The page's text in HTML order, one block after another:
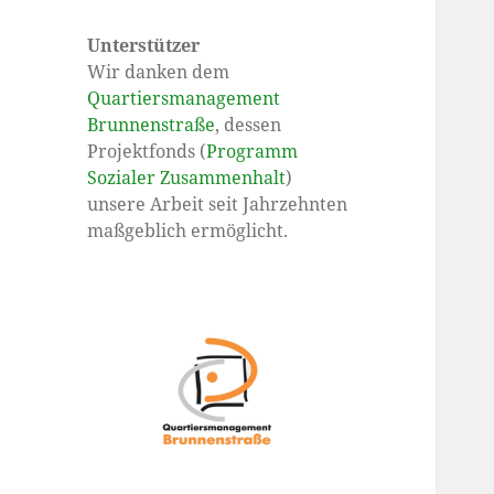
Unterstützer
Wir danken dem
Quartiersmanagement
Brunnenstraße, dessen
Projektfonds (Programm
Sozialer Zusammenhalt)
unsere Arbeit seit Jahrzehnten
maßgeblich ermöglicht.